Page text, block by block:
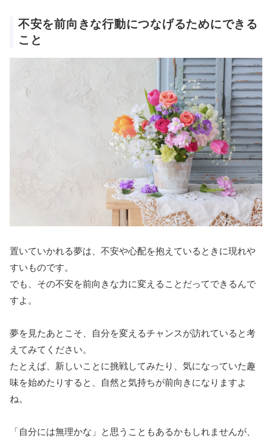
不安を前向きな行動につなげるためにできる
こと
置いていかれる夢は、不安や心配を抱えているときに現れや
すいものです。
でも、その不安を前向きな力に変えることだってできるんで
すよ。
夢を見たあとこそ、自分を変えるチャンスが訪れていると考
えてみてください。
たとえば、新しいことに挑戦してみたり、気になっていた趣
味を始めたりすると、自然と気持ちが前向きになりますよ
ね。
「自分には無理かな」と思うこともあるかもしれませんが、